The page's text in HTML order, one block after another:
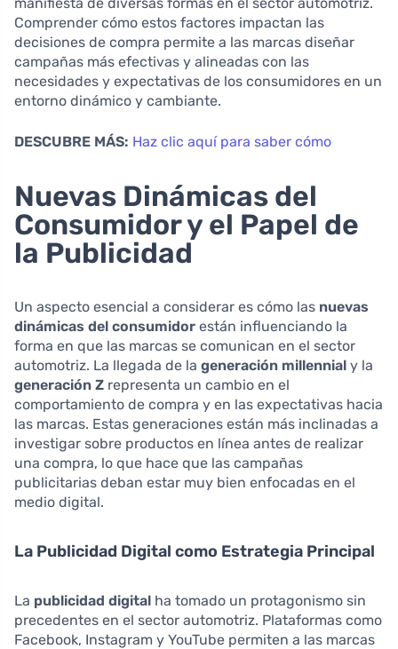
Comprender cómo estos factores impactan las
decisiones de compra permite a las marcas diseñar
campañas más efectivas y alineadas con las
necesidades y expectativas de los consumidores en un
entorno dinámico y cambiante.
DESCUBRE MÁS: Haz clic aquí para saber cómo
Nuevas Dinámicas del
Consumidor y el Papel de
la Publicidad
Un aspecto esencial a considerar es cómo las nuevas
dinámicas del consumidor están influenciando la
forma en que las marcas se comunican en el sector
automotriz. La llegada de la generación millennial y la
generación Z representa un cambio en el
comportamiento de compra y en las expectativas hacia
las marcas. Estas generaciones están más inclinadas a
investigar sobre productos en línea antes de realizar
una compra, lo que hace que las campañas
publicitarias deban estar muy bien enfocadas en el
medio digital.
La Publicidad Digital como Estrategia Principal
La publicidad digital ha tomado un protagonismo sin
precedentes en el sector automotriz. Plataformas como
Facebook, Instagram y YouTube permiten a las marcas